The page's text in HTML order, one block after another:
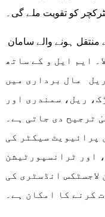
کو تقویت ملے گی۔
ایم ایل و کے ساتھ
مال برداری میں
ریل، سمندری اور
ترجیح دی جاتی ہے۔
پرائیویٹ سیکٹر کی
اور ٹرانسپورٹیشن
25 کے دوران لاجسٹکس انڈسٹری کی
کرنے کا امکان ہے۔